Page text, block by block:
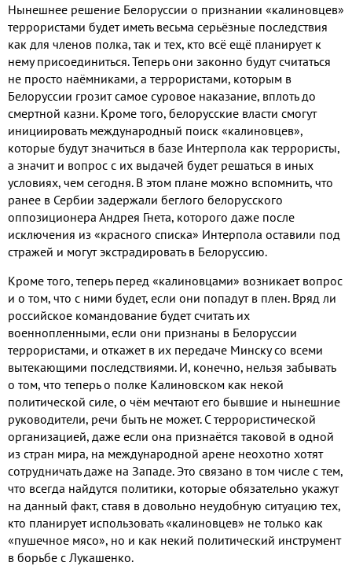
Нынешнее решение Белоруссии о признании «калиновцев»
террористами будет иметь весьма серьёзные последствия
как для членов полка, так и тех, кто всё ещё планирует к
нему присоединиться. Теперь они законно будут считаться
не просто наёмниками, а террористами, которым в
Белоруссии грозит самое суровое наказание, вплоть до
смертной казни. Кроме того, белорусские власти смогут
инициировать международный поиск «калиновцев»,
которые будут значиться в базе Интерпола как террористы,
а значит и вопрос с их выдачей будет решаться в иных
условиях, чем сегодня. В этом плане можно вспомнить, что
ранее в Сербии задержали беглого белорусского
оппозиционера Андрея Гнета, которого даже после
исключения из «красного списка» Интерпола оставили под
стражей и могут экстрадировать в Белоруссию.
Кроме того, теперь перед «калиновцами» возникает вопрос
и о том, что с ними будет, если они попадут в плен. Вряд ли
российское командование будет считать их
военнопленными, если они признаны в Белоруссии
террористами, и откажет в их передаче Минску со всеми
вытекающими последствиями. И, конечно, нельзя забывать
о том, что теперь о полке Калиновском как некой
политической силе, о чём мечтают его бывшие и нынешние
руководители, речи быть не может. С террористической
организацией, даже если она признаётся таковой в одной
из стран мира, на международной арене неохотно хотят
сотрудничать даже на Западе. Это связано в том числе с тем,
что всегда найдутся политики, которые обязательно укажут
на данный факт, ставя в довольно неудобную ситуацию тех,
кто планирует использовать «калиновцев» не только как
«пушечное мясо», но и как некий политический инструмент
в борьбе с Лукашенко.